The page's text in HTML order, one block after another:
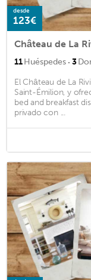
desde
123€
Château de La
11Huéspedes · 3
El Château de La
Saint-Émilion, y
bed and breakfast
privado con ...